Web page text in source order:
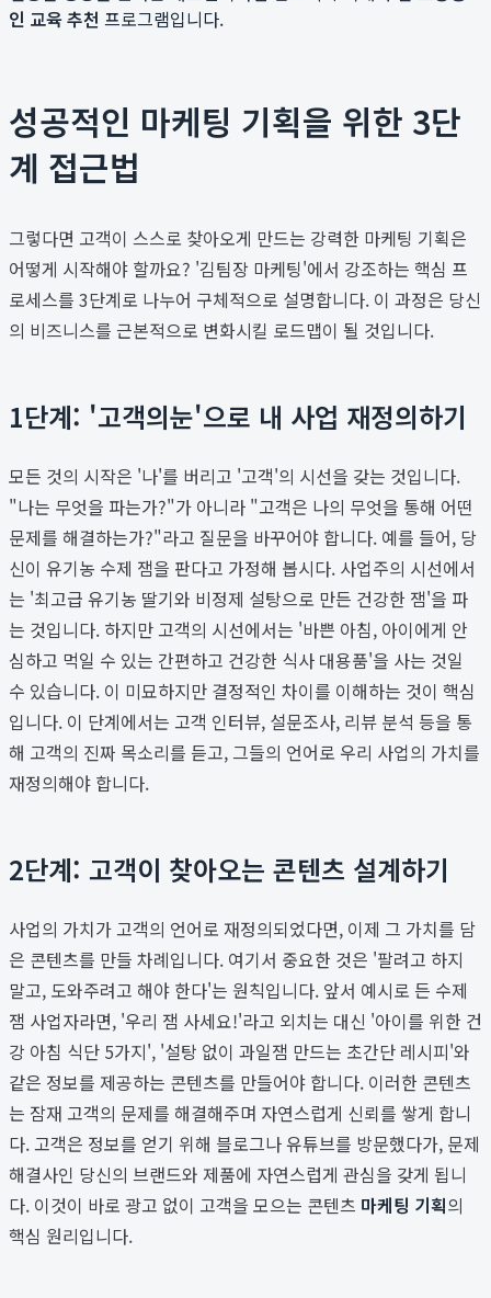
인 교육 추천 프로그램입니다.
성공적인 마케팅 기획을 위한 3단
계 접근법
그렇다면 고객이 스스로 찾아오게 만드는 강력한 마케팅 기획은
어떻게 시작해야 할까요? '김팀장 마케팅'에서 강조하는 핵심 프
로세스를 3단계로 나누어 구체적으로 설명합니다. 이 과정은 당신
의 비즈니스를 근본적으로 변화시킬 로드맵이 될 것입니다.
1단계: '고객의눈'으로 내 사업 재정의하기
모든 것의 시작은 '나'를 버리고 '고객'의 시선을 갖는 것입니다.
"나는 무엇을 파는가?"가 아니라 "고객은 나의 무엇을 통해 어떤
문제를 해결하는가?"라고 질문을 바꾸어야 합니다. 예를 들어, 당
신이 유기농 수제 잼을 판다고 가정해 봅시다. 사업주의 시선에서
는 '최고급 유기농 딸기와 비정제 설탕으로 만든 건강한 잼'을 파
는 것입니다. 하지만 고객의 시선에서는 '바쁜 아침, 아이에게 안
심하고 먹일 수 있는 간편하고 건강한 식사 대용품'을 사는 것일
수 있습니다. 이 미묘하지만 결정적인 차이를 이해하는 것이 핵심
입니다. 이 단계에서는 고객 인터뷰, 설문조사, 리뷰 분석 등을 통
해 고객의 진짜 목소리를 듣고, 그들의 언어로 우리 사업의 가치를
재정의해야 합니다.
2단계: 고객이 찾아오는 콘텐츠 설계하기
사업의 가치가 고객의 언어로 재정의되었다면, 이제 그 가치를 담
은 콘텐츠를 만들 차례입니다. 여기서 중요한 것은 '팔려고 하지
말고, 도와주려고 해야 한다'는 원칙입니다. 앞서 예시로 든 수제
잼 사업자라면, '우리 잼 사세요!'라고 외치는 대신 '아이를 위한 건
강 아침 식단 5가지', '설탕 없이 과일잼 만드는 초간단 레시피'와
같은 정보를 제공하는 콘텐츠를 만들어야 합니다. 이러한 콘텐츠
는 잠재 고객의 문제를 해결해주며 자연스럽게 신뢰를 쌓게 합니
다. 고객은 정보를 얻기 위해 블로그나 유튜브를 방문했다가, 문제
해결사인 당신의 브랜드와 제품에 자연스럽게 관심을 갖게 됩니
다. 이것이 바로 광고 없이 고객을 모으는 콘텐츠 마케팅 기획의
핵심 원리입니다.